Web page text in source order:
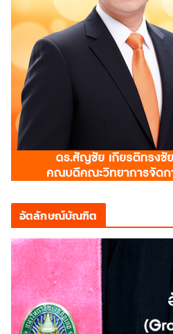
อัตลักษณ์บัณฑิต